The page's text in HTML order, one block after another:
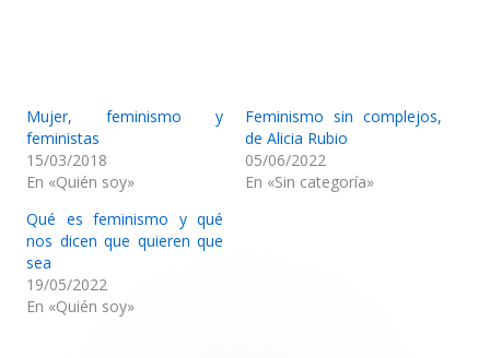
Mujer, feminismo y
feministas
15/03/2018
En «Quién soy»
Feminismo sin complejos,
de Alicia Rubio
05/06/2022
En «Sin categoría»
Qué es feminismo y qué
nos dicen que quieren que
sea
19/05/2022
En «Quién soy»